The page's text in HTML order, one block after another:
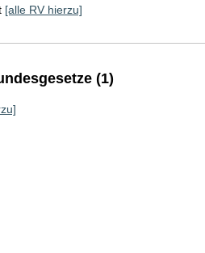
[alle RV hierzu]
(1)